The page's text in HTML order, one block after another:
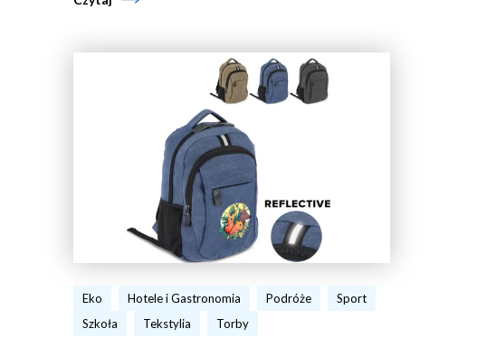
Eko Hotele i Gastronomia Podróże
Sport
Szkoła
Tekstylia Torby